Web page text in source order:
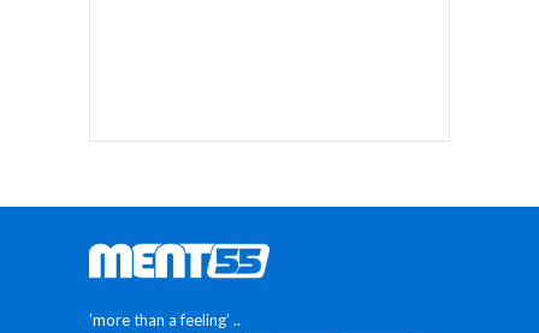
'more than a feeling' ..